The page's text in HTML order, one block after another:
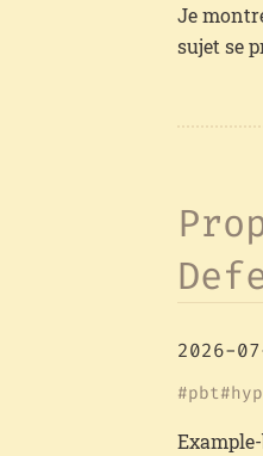
Je
sujet se
2026-
pbt